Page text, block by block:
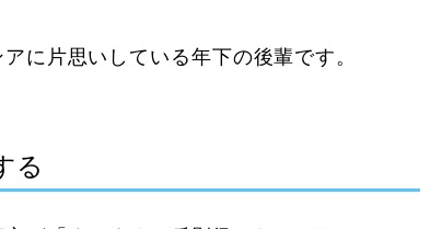
に片思いしている年下の後輩です。
る